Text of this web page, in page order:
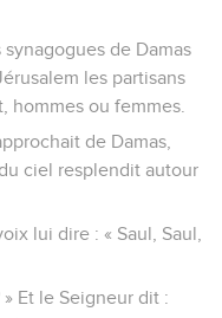
de Damas
les partisans
hommes ou femmes.
de Damas,
ciel resplendit autour
lui dire : « Saul, Saul,
Et le Seigneur dit :